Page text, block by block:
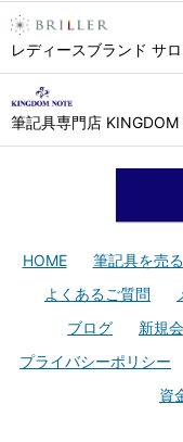
レディースブランド サ
筆記具専門店 KINGDOM
HOME 筆記具を売る
よくあるご質問
ブログ
新規
プライバシーポリシー
資